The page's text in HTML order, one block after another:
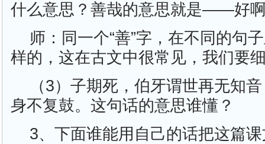
什么意思？善哉的意思就是——好
师：同一个“善”字，在不同的句
样的，这在古文中很常见，我们要
（3）子期死，伯牙谓世再无知
身不复鼓。这句话的意思谁懂？
3、下面谁能用自己的话把这篇